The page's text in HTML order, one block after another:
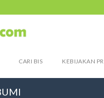
CARI BIS KEBIJAKAN